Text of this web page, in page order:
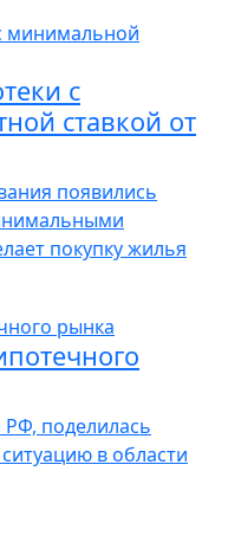
с
ставкой от
появились
покупку жилья
поделилась
в области